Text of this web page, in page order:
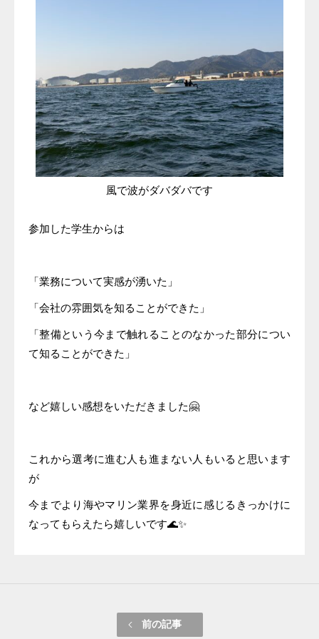
風で波がダバダバです
参加した学生からは
「業務について実感が湧いた」
「会社の雰囲気を知ることができた」
「整備という今まで触れることのなかった部分につい
て知ることができた」
など嬉しい感想をいただきました🤗
これから選考に進む人も進まない人もいると思います
が
今までより海やマリン業界を身近に感じるきっかけに
なってもらえたら嬉しいです🌊✨
前の記事